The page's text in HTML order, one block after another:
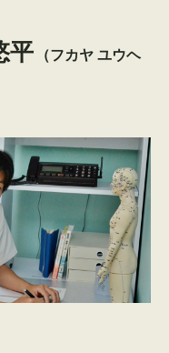
平
（フカヤ ユウヘ